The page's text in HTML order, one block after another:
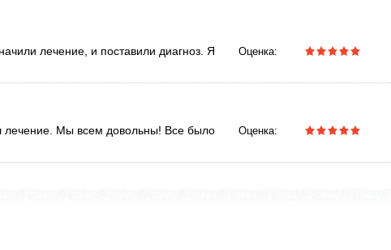
лечение, и поставили диагноз. Я
Оценка:
лечение. Мы всем довольны! Все было
Оценка: